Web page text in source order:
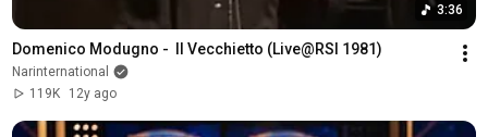
3:36
Domenico Modugno -  Il Vecchietto (Live@RSI 1981)
Narinternational
119K
12y ago